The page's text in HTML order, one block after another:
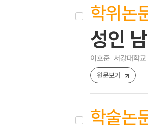
학위논
성인
이호준 서강대학
원문보기
학술논